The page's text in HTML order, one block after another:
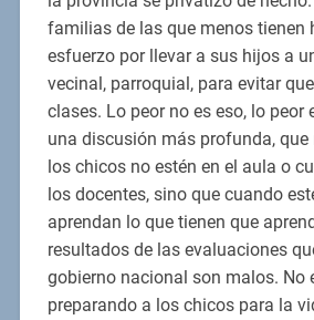
familias de las que menos tienen
esfuerzo por llevar a sus hijos a
vecinal, parroquial, para evitar
clases. Lo peor no es eso, lo peor
una discusión más profunda, que
los chicos no estén en el aula o
los docentes, sino que cuando
aprendan lo que tienen que
resultados de las evaluaciones
gobierno nacional son malos. No
preparando a los chicos para la